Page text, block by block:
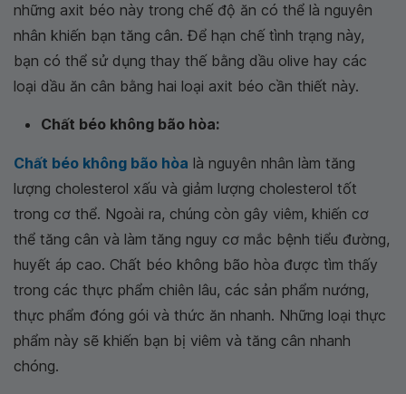
những axit béo này trong chế độ ăn có thể là nguyên
nhân khiến bạn tăng cân. Để hạn chế tình trạng này,
bạn có thể sử dụng thay thế bằng dầu olive hay các
loại dầu ăn cân bằng hai loại axit béo cần thiết này.
Chất béo không bão hòa:
Chất béo không bão hòa là nguyên nhân làm tăng
lượng cholesterol xấu và giảm lượng cholesterol tốt
trong cơ thể. Ngoài ra, chúng còn gây viêm, khiến cơ
thể tăng cân và làm tăng nguy cơ mắc bệnh tiểu đường,
huyết áp cao. Chất béo không bão hòa được tìm thấy
trong các thực phẩm chiên lâu, các sản phẩm nướng,
thực phẩm đóng gói và thức ăn nhanh. Những loại thực
phẩm này sẽ khiến bạn bị viêm và tăng cân nhanh
chóng.